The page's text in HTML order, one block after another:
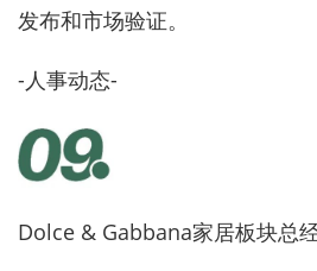
发布和市场验证。
-人事动态-
Dolce & Gabbana家居板块总